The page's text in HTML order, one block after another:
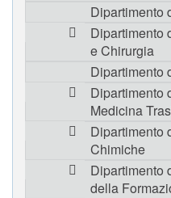
Dipartimento
Dipartimento
e Chirurgia
Dipartimento
Dipartimento
Medicina
Dipartimento
Chimiche
Dipartimento
della